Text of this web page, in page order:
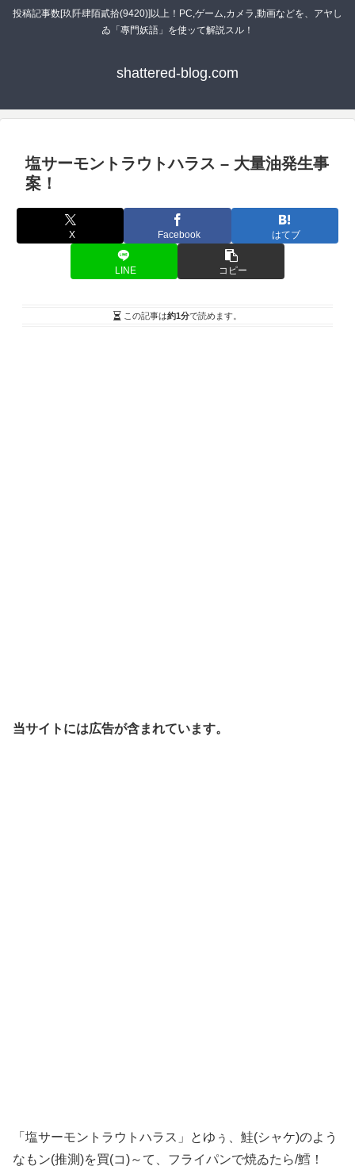
投稿記事数[玖阡肆陌貳拾(9420)]以上！PC,ゲーム,カメラ,動画などを、アヤし
ゐ「專門妖語」を使ッて解説スル！
shattered-blog.com
塩サーモントラウトハラス – 大量油発生事
案！
X Facebook はてブ
LINE コピー
この記事は約1分で読めます。
当サイトには広告が含まれています。
「塩サーモントラウトハラス」とゆぅ、鮭(シャケ)のよう
なもン(推測)を買(コ)～て、フライパンで焼ゐたら/鱈！